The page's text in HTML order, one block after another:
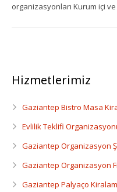
Dönemsel
Dansçı Ve Dansöz
Gaziantep
organizasyonları Kurum içi ve
Hizmetlerimiz
Gaziantep Bistro Masa
Evlilik Teklifi
Gaziantep Organizasyon
Gaziantep Organizasyon
Gaziantep Palyaço